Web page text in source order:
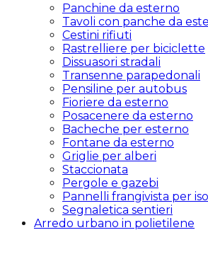
Panchine da esterno
Tavoli con panche da
Cestini rifiuti
Rastrelliere per biciclette
Dissuasori stradali
Transenne parapedonali
Pensiline per autobus
Fioriere da esterno
Posacenere da esterno
Bacheche per esterno
Fontane da esterno
Griglie per alberi
Staccionata
Pergole e gazebi
Pannelli frangivista per
Segnaletica sentieri
Arredo urbano in polietilene